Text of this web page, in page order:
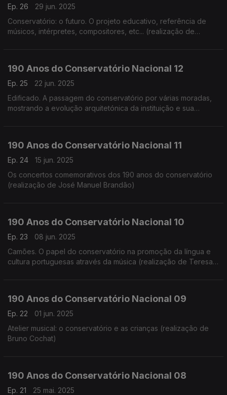
Ep. 26
29 jun. 2025
Conservatório: o futuro. O projeto educativo, referência de
músicos, intérpretes, compositores, etc... (realização de
190 Anos do Conservatório Nacional 12
Ep. 25
22 jun. 2025
Edificado. A passagem do conservatório por várias moradas,
mostrando a evolução arquitetónica da instituição e sua
190 Anos do Conservatório Nacional 11
Ep. 24
15 jun. 2025
Os concertos comemorativos dos 190 anos do conservatório
(realização de José Manuel Brandão)
190 Anos do Conservatório Nacional 10
Ep. 23
08 jun. 2025
Camões. O papel do conservatório na promoção da língua e
cultura portuguesas através da música (realização de Teresa
190 Anos do Conservatório Nacional 09
Ep. 22
01 jun. 2025
Atelier musical: o conservatório e as crianças (realização de
Bruno Cochat)
190 Anos do Conservatório Nacional 08
Ep. 21
25 mai. 2025